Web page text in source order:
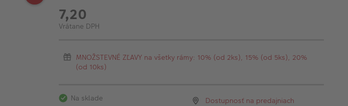
7,20
Vrátane DPH
MNOŽSTEVNÉ ZĽAVY na všetky rámy: 10% (od 2ks), 15% (od 5ks), 20%
(od 10ks)
Na sklade Dostupnosť na predajniach